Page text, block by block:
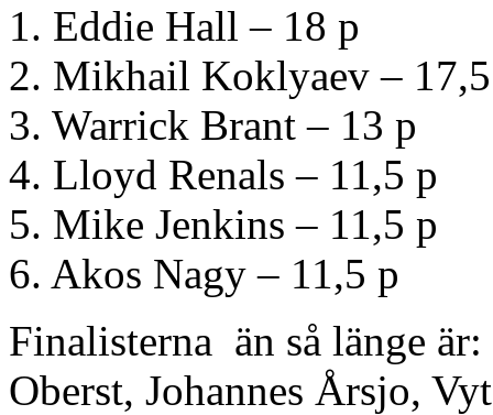
1. Eddie Hall – 18 p
2. Mikhail Koklyaev –
3. Warrick Brant – 13 p
4. Lloyd Renals – 11,5 p
5. Mike Jenkins – 11,5 p
6. Akos Nagy – 11,5 p
Finalisterna än så länge
Oberst, Johannes Årsjo,